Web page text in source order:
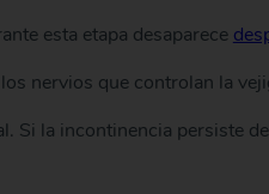
esta etapa desaparece
nervios que controlan la
Si la incontinencia persiste